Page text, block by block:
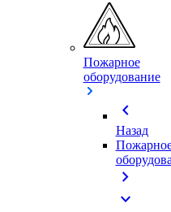
Пожарное
оборудование
chevron_left
Назад
chevron_right
expand_more